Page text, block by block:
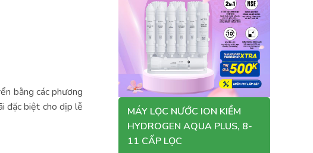
bằng các phương
đặc biệt cho dịp lễ
MÁY LỌC NƯỚC ION KIỀM
HYDROGEN AQUA PLUS, 8-
11 CẤP LỌC